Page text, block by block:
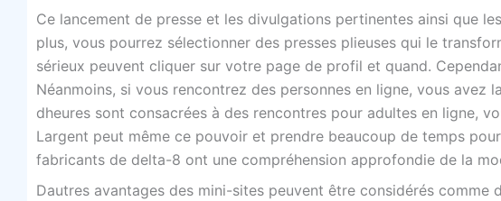
Ce lancement de presse et les divulgations pertinentes ainsi que
plus, vous pourrez sélectionner des presses plieuses qui le
sérieux peuvent cliquer sur votre page de profil et quand.
Néanmoins, si vous rencontrez des personnes en ligne, vous avez
dheures sont consacrées à des rencontres pour adultes en ligne,
Largent peut même ce pouvoir et prendre beaucoup de temps
fabricants de delta-8 ont une compréhension approfondie de la
Dautres avantages des mini-sites peuvent être considérés